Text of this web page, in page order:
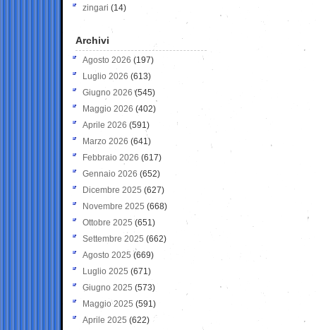
zingari (14)
Archivi
Agosto 2026 (197)
Luglio 2026 (613)
Giugno 2026 (545)
Maggio 2026 (402)
Aprile 2026 (591)
Marzo 2026 (641)
Febbraio 2026 (617)
Gennaio 2026 (652)
Dicembre 2025 (627)
Novembre 2025 (668)
Ottobre 2025 (651)
Settembre 2025 (662)
Agosto 2025 (669)
Luglio 2025 (671)
Giugno 2025 (573)
Maggio 2025 (591)
Aprile 2025 (622)